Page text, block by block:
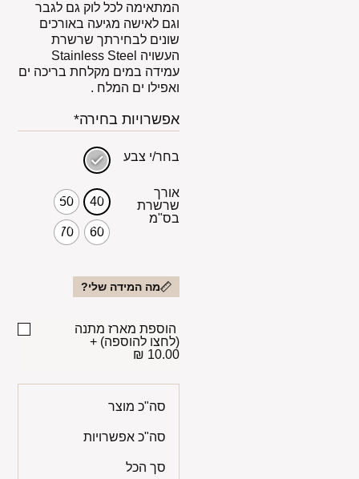
המתאימה לכל לוק גם לגבר
וגם לאישה מגיעה באורכים
שונים לבחירתך שרשרת
העשויה Stainless Steel
עמידה במים מקלחת בריכה ים
ואפילו ים המלח .
אפשרויות בחירה*
בחר/י צבע
אורך
שרשרת
בס"מ
40
50
60
70
מה המידה שלי?
הוספת מארז מתנה
(לחצו להוספה) +
10.00 ₪
סה"כ מוצר
סה"כ אפשרויות
סך הכל